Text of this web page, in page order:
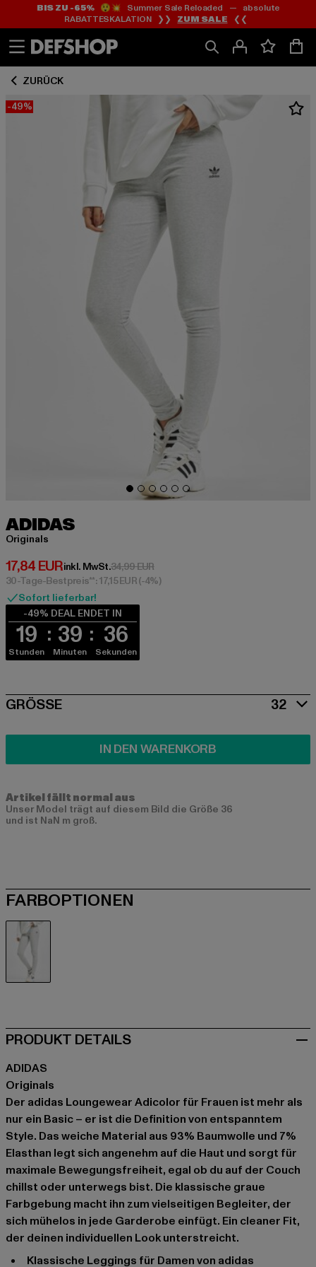
Zum
Inhalt
springen
Zum
Fußzeile
springen
BIS ZU -65%😲💥 Summer Sale Reloaded — absolute
RABATTESKALATION ❯❯ ZUM SALE ❮❮
ZURÜCK
-49%
ADIDAS
Originals
17,84 EUR
Derzeitiger Preis: 17,84 EUR
inkl. MwSt.34,99 EURAktionspreis: 34,99 EUR
30-Tage-Bestpreis**: 17,15 EUR(-4%)
Sofort lieferbar!
-49% DEAL ENDET IN
19
Stunden
39
Minuten
36
Sekunden
SIZE
GRÖSSE 32
IN DEN WARENKORB
Artikel fällt normal aus
Unser Model trägt auf diesem Bild die Größe 36
und ist NaN m groß.
FARBOPTIONEN
PRODUKT DETAILS
ADIDAS
Originals
Der adidas Loungewear Adicolor für Frauen ist mehr als
nur ein Basic – er ist die Definition von entspanntem
Style. Das weiche Material aus 93% Baumwolle und 7%
Elasthan legt sich angenehm auf die Haut und sorgt für
maximale Bewegungsfreiheit, egal ob du auf der Couch
chillst oder unterwegs bist. Die klassische graue
Farbgebung macht ihn zum vielseitigen Begleiter, der
sich mühelos in jede Garderobe einfügt. Ein cleaner Fit,
der deinen individuellen Look unterstreicht.
klassische Leggings für Damen von adidas